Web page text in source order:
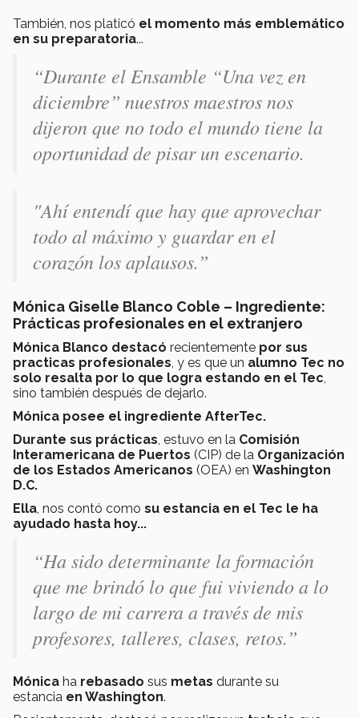
También, nos platicó el momento más emblemático
en su preparatoria...
“Durante el Ensamble “Una vez en
diciembre” nuestros maestros nos
dijeron que no todo el mundo tiene la
oportunidad de pisar un escenario.
"Ahí entendí que hay que aprovechar
todo al máximo y guardar en el
corazón los aplausos.”
Mónica Giselle Blanco Coble – Ingrediente:
Prácticas profesionales en el extranjero
Mónica Blanco destacó recientemente por sus
practicas profesionales, y es que un alumno Tec no
solo resalta por lo que logra estando en el Tec,
sino también después de dejarlo.
Mónica posee el ingrediente AfterTec.
Durante sus prácticas, estuvo en la Comisión
Interamericana de Puertos (CIP) de la Organización
de los Estados Americanos (OEA) en Washington
D.C.
Ella, nos contó como su estancia en el Tec le ha
ayudado hasta hoy...
“Ha sido determinante la formación
que me brindó lo que fui viviendo a lo
largo de mi carrera a través de mis
profesores, talleres, clases, retos.”
Mónica ha rebasado sus metas durante su
estancia en Washington.